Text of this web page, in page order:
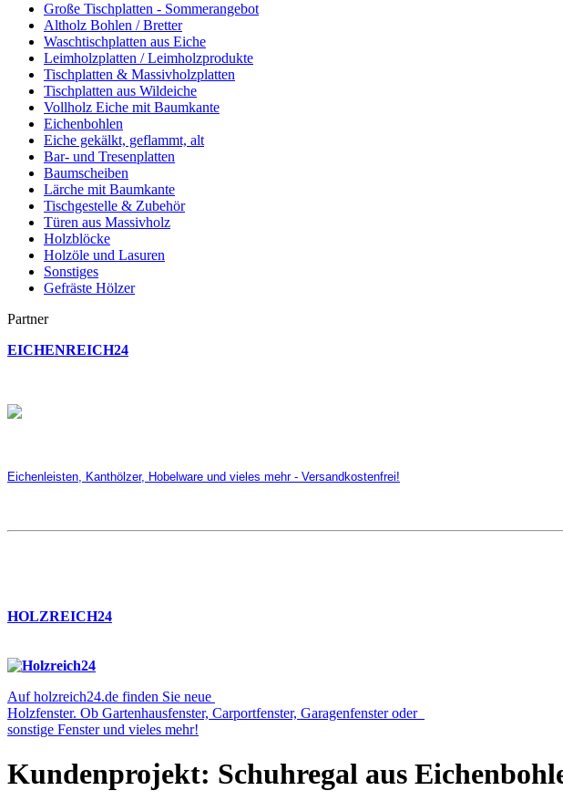
Große Tischplatten - Sommerangebot
Altholz Bohlen / Bretter
Waschtischplatten aus Eiche
Leimholzplatten / Leimholzprodukte
Tischplatten & Massivholzplatten
Tischplatten aus Wildeiche
Vollholz Eiche mit Baumkante
Eichenbohlen
Eiche gekälkt, geflammt, alt
Bar- und Tresenplatten
Baumscheiben
Lärche mit Baumkante
Tischgestelle & Zubehör
Türen aus Massivholz
Holzblöcke
Holzöle und Lasuren
Sonstiges
Gefräste Hölzer
Partner
EICHENREICH24
Eichenleisten, Kanthölzer, Hobelware und vieles mehr - Versandkostenfrei!
HOLZREICH24
Auf holzreich24.de finden Sie neue
Holzfenster. Ob Gartenhausfenster, Carportfenster, Garagenfenster oder
sonstige Fenster und vieles mehr!
Kundenprojekt: Schuhregal aus